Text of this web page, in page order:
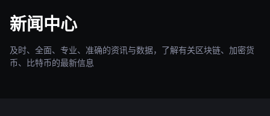
新闻中心
及时、全面、专业、准确的资讯与数据，了解有关区块链、加密货
币、比特币的最新信息